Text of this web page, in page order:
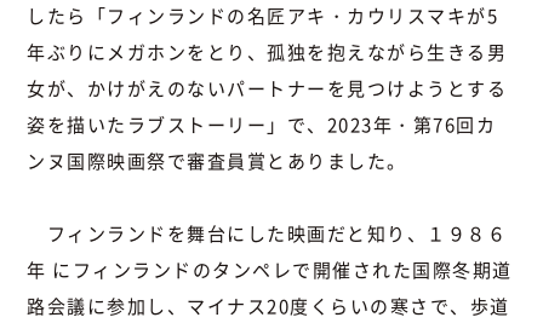
したら「フィンランドの名匠アキ・カウリスマキが5
年ぶりにメガホンをとり、孤独を抱えながら生きる男
女が、かけがえのないパートナーを見つけようとする
姿を描いたラブストーリー」で、2023年・第76回カ
ンヌ国際映画祭で審査員賞とありました。
フィンランドを舞台にした映画だと知り、１９８６
年 にフィンランドのタンペレで開催された国際冬期道
路会議に参加し、マイナス20度くらいの寒さで、歩道